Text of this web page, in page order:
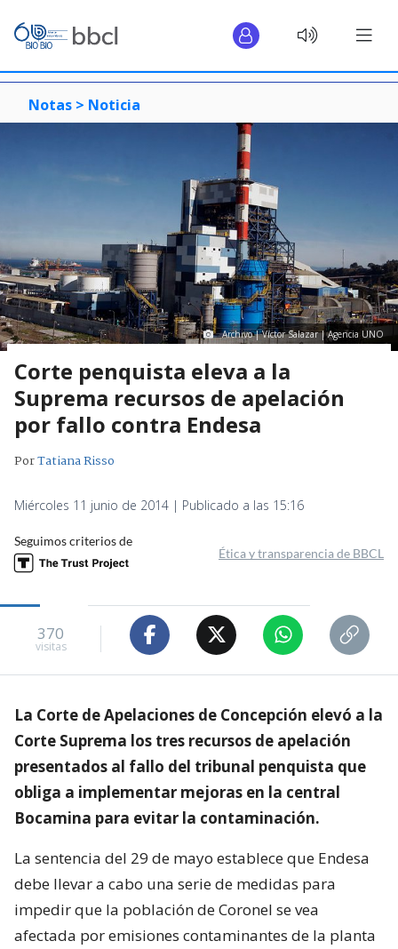
Notas > Noticia
Archivo | Víctor Salazar | Agencia UNO
Corte penquista eleva a la
Suprema recursos de apelación
por fallo contra Endesa
PorTatiana Risso
Miércoles 11 junio de 2014 | Publicado a las 15:16
Seguimos criterios de
Ética y transparencia de BBCL
370
visitas
La Corte de Apelaciones de Concepción elevó a la
Corte Suprema los tres recursos de apelación
presentados al fallo del tribunal penquista que
obliga a implementar mejoras en la central
Bocamina para evitar la contaminación.
La sentencia del 29 de mayo establece que Endesa
debe llevar a cabo una serie de medidas para
impedir que la población de Coronel se vea
afectada por emisiones contaminantes de la planta